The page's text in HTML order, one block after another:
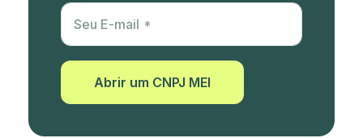
Utm Content
Seu E-mail
Abrir um CNPJ MEI